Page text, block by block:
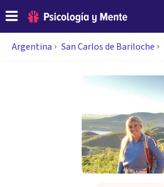
Argentina San Carlos de Bariloche